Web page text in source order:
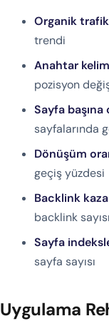
Organik
trendi
Anahtar
pozisyon
Sayfa
sayfalarında
Dönüşüm
geçiş yüzdesi
Backlink
backlink sayısı
Sayfa
sayfa sayısı
Uygulama